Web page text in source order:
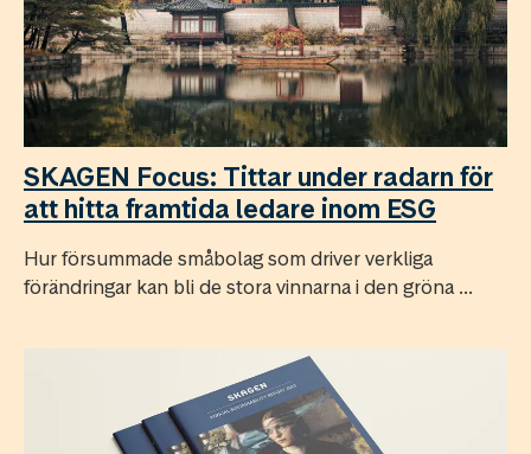
SKAGEN Focus: Tittar under radarn för
att hitta framtida ledare inom ESG
Hur försummade småbolag som driver verkliga
förändringar kan bli de stora vinnarna i den gröna ...